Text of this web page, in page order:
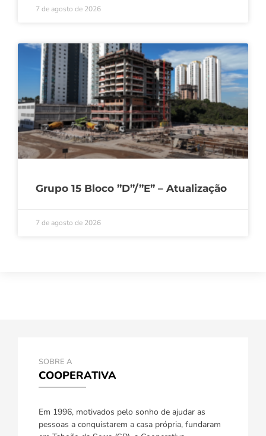
7 de agosto de 2026
Grupo 15 Bloco ”D”/”E” – Atualização
7 de agosto de 2026
SOBRE A
COOPERATIVA
Em 1996, motivados pelo sonho de ajudar as
pessoas a conquistarem a casa própria, fundaram